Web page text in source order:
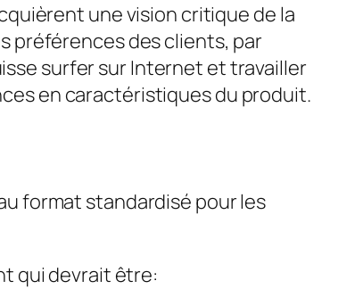
une vision critique de la
préférences des clients, par
surfer sur Internet et travailler
en caractéristiques du produit.
format standardisé pour les
qui devrait être: